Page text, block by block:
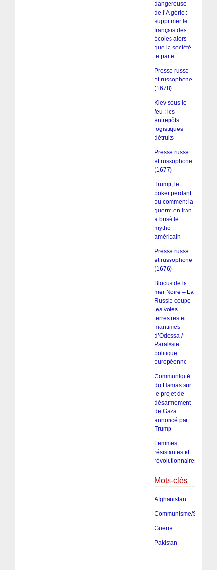
dangereuse
de l’Algérie :
supprimer le
français des
écoles alors
que la société
le parle
Presse russe
et russophone
(1678)
Kiev sous le
feu : les
entrepôts
logistiques
détruits
Presse russe
et russophone
(1677)
Trump, le
poker perdant,
ou comment la
guerre en Iran
a brisé le
mythe
américain
Presse russe
et russophone
(1676)
Blocus de la
mer Noire – La
Russie coupe
les voies
terrestres et
maritimes
d’Odessa /
Paralysie
politique
européenne
Communiqué
du Hamas sur
le projet de
désarmement
de Gaza
annoncé par
Trump
Femmes
résistantes et
révolutionnaires
Mots-clés
Afghanistan
Communisme/
Guerre
Pakistan